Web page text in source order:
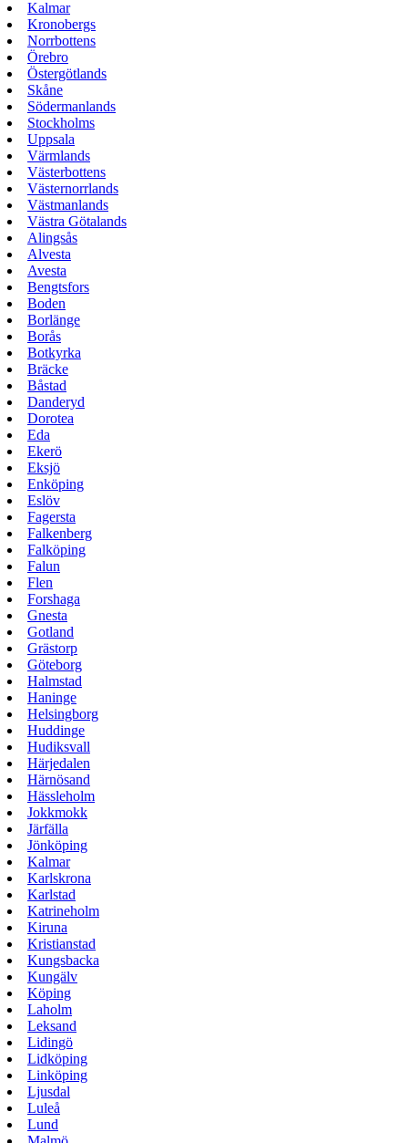
Kalmar
Kronobergs
Norrbottens
Örebro
Östergötlands
Skåne
Södermanlands
Stockholms
Uppsala
Värmlands
Västerbottens
Västernorrlands
Västmanlands
Västra Götalands
Alingsås
Alvesta
Avesta
Bengtsfors
Boden
Borlänge
Borås
Botkyrka
Bräcke
Båstad
Danderyd
Dorotea
Eda
Ekerö
Eksjö
Enköping
Eslöv
Fagersta
Falkenberg
Falköping
Falun
Flen
Forshaga
Gnesta
Gotland
Grästorp
Göteborg
Halmstad
Haninge
Helsingborg
Huddinge
Hudiksvall
Härjedalen
Härnösand
Hässleholm
Jokkmokk
Järfälla
Jönköping
Kalmar
Karlskrona
Karlstad
Katrineholm
Kiruna
Kristianstad
Kungsbacka
Kungälv
Köping
Laholm
Leksand
Lidingö
Lidköping
Linköping
Ljusdal
Luleå
Lund